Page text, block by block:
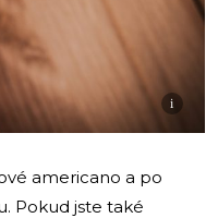
i
americano a po
Pokud jste také